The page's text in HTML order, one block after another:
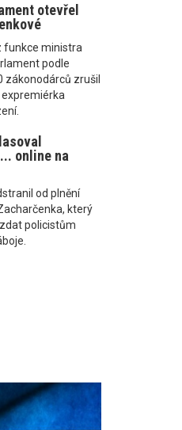
otevřel
funkce ministra
podle
zákonodárců zrušil
online na
od plnění
který
policistům